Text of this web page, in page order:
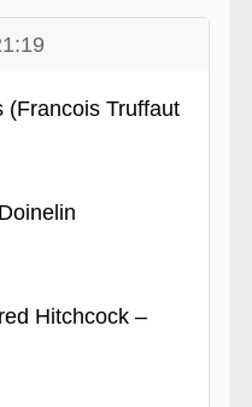
(Francois Truffaut
Hitchcock –